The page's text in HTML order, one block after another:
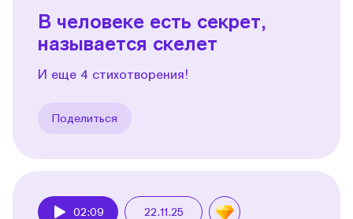
В человеке есть секрет,
называется скелет
И еще 4 стихотворения!
Поделиться
02:09 22.11.25